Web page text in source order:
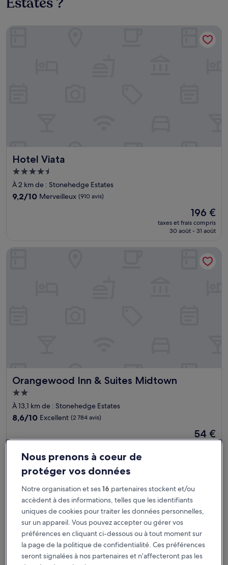
Hotel Viata
Hotel Viata
Hébergement
4.5 étoiles
À 2 km de : Stonehedge Estates
9.2
9,2/10 Merveilleux (910 avis)
Le
nouveau
prix
196 €
196 €
taxes et frais compris
30 août - 31 août
Orangewood Inn & Suites Midtown
Orangewood Inn & Suites Midtown
Hébergement
2.0 étoiles
À 13,1 km de : Stonehedge Estates
8.6
(2 784 avis)
8,6/10 Excellent (2 784 avis)
Le
nouveau
54 €
Orangewood Inn & Suites Midtown
Best Western Plus Austin Central
Nous prenons à coeur de
protéger vos données
Notre organisation et ses16 partenaires stockent et/ou
accèdent à des informations, telles que les identifiants
uniques de cookies pour traiter les données personnelles,
sur un appareil. Vous pouvez accepter ou gérer vos
préférences en cliquant ci-dessous ou à tout moment sur
la page de la politique de confidentialité. Ces préférences
seront signalées à nos partenaires et n’affecteront pas les